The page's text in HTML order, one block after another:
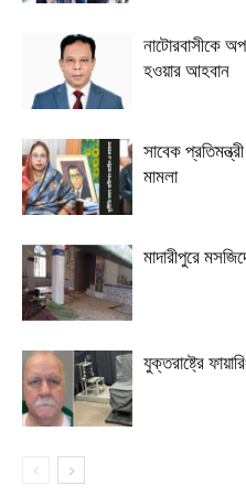
নাটোরবাসীকে
হওয়ার আহবান
সাবেক
মামলা
মাদারীপুরে
যুক্তরাষ্ট্রে